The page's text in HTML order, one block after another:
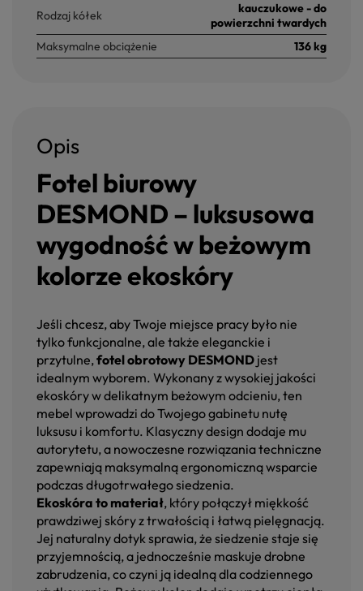
Rodzaj kółek
kauczukowe - do
powierzchni twardych
Maksymalne obciążenie
136 kg
Opis
Fotel biurowy
DESMOND – luksusowa
wygodność w beżowym
kolorze ekoskóry
Jeśli chcesz, aby Twoje miejsce pracy było nie
tylko funkcjonalne, ale także eleganckie i
przytulne,fotel obrotowy DESMOND jest
idealnym wyborem. Wykonany z wysokiej jakości
ekoskóry w delikatnym beżowym odcieniu, ten
mebel wprowadzi do Twojego gabinetu nutę
luksusu i komfortu. Klasyczny design dodaje mu
autorytetu, a nowoczesne rozwiązania techniczne
zapewniają maksymalną ergonomiczną wsparcie
podczas długotrwałego siedzenia.
Ekoskóra to materiał, który połączył miękkość
prawdziwej skóry z trwałością i łatwą pielęgnacją.
Jej naturalny dotyk sprawia, że siedzenie staje się
przyjemnością, a jednocześnie maskuje drobne
zabrudzenia, co czyni ją idealną dla codziennego